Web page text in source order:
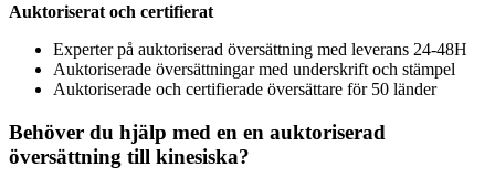
Auktoriserat och certifierat
Experter på auktoriserad översättning med leverans 24-48H
Auktoriserade översättningar med underskrift och stämpel
Auktoriserade och certifierade översättare för 50 länder
Behöver du hjälp med en en auktoriserad
översättning till kinesiska?